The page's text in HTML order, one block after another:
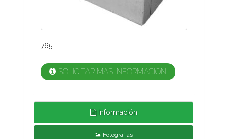
765
SOLICITAR MÁS INFORMACIÓN
Información
Fotografías